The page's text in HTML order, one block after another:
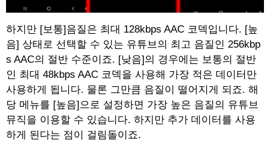
하지만 [보통]음질은 최대 128kbps AAC 코덱입니다. [높
음] 상태로 선택할 수 있는 유튜브의 최고 음질인 256kbp
s AAC의 절반 수준이죠. [낮음]의 경우에는 보통의 절반
인 최대 48kbps AAC 코덱을 사용해 가장 적은 데이터만
사용하게 됩니다. 물론 그만큼 음질이 떨어지게 되죠. 해
당 메뉴를 [높음]으로 설정하면 가장 높은 음질의 유튜브
뮤직을 이용할 수 있습니다. 하지만 추가 데이터를 사용
하게 된다는 점이 걸림돌이죠.